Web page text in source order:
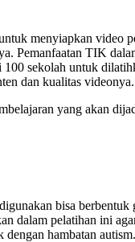
menyiapkan video
Pemanfaatan TIK
sekolah untuk
dan kualitas videonya.
yang akan
bisa
dalam pelatihan ini
hambatan